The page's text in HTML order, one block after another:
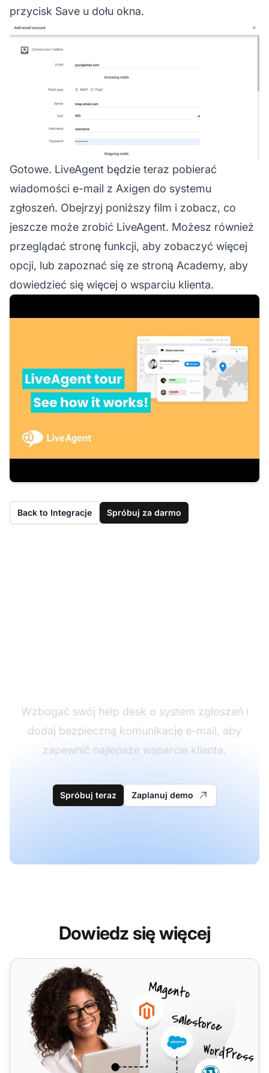
przycisk Save u dołu okna.
Gotowe. LiveAgent będzie teraz pobierać
wiadomości e-mail z Axigen do systemu
zgłoszeń. Obejrzyj poniższy film i zobacz, co
jeszcze może zrobić LiveAgent. Możesz również
przeglądać stronę funkcji, aby zobaczyć więcej
opcji, lub zapoznać się ze stroną Academy, aby
dowiedzieć się więcej o wsparciu klienta.
Back to Integracje Spróbuj za darmo
Wzbogać swój help desk o system zgłoszeń i
dodaj bezpieczną komunikację e-mail, aby
zapewnić najlepsze wsparcie klienta.
Spróbuj teraz Zaplanuj demo
Dowiedz się więcej
Microsoft Exchange Server